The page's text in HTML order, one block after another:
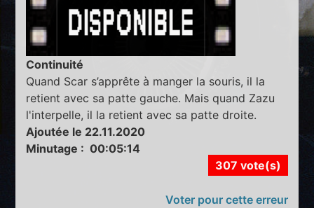
Continuité
Quand Scar s’apprête à manger la souris, il la
retient avec sa patte gauche. Mais quand Zazu
l'interpelle, il la retient avec sa patte droite.
Ajoutée le 22.11.2020
Minutage : 00:05:14
307 vote(s)
Voter pour cette erreur